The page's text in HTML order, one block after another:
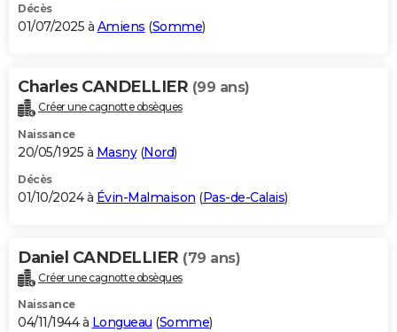
Décès
01/07/2025 à Amiens (Somme)
Charles CANDELLIER (99 ans)
Créer une cagnotte obsèques
Naissance
20/05/1925 à Masny(Nord)
Décès
01/10/2024 à Évin-Malmaison (Pas-de-Calais)
Daniel CANDELLIER (79 ans)
Créer une cagnotte obsèques
Naissance
04/11/1944 à Longueau (Somme)